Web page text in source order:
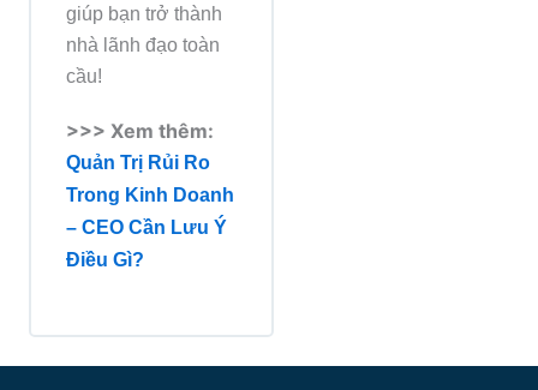
giúp bạn trở thành
nhà lãnh đạo toàn
cầu!
>>> Xem thêm:
Quản Trị Rủi Ro
Trong Kinh Doanh
– CEO Cần Lưu Ý
Điều Gì?